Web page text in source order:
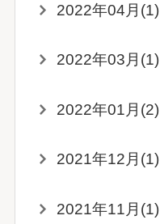
2022年04月(1)
2022年03月(1)
2022年01月(2)
2021年12月(1)
2021年11月(1)